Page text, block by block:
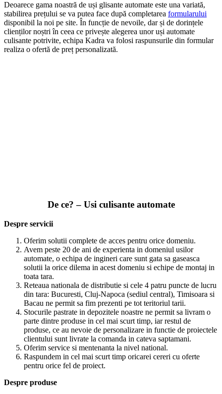
Deoarece gama noastră de uși glisante automate este una variată,
stabilirea prețului se va putea face după completarea formularului
disponibil la noi pe site. În funcție de nevoile, dar și de dorințele
clienților noștri în ceea ce privește alegerea unor uși automate
culisante potrivite, echipa Kadra va folosi raspunsurile din formular
realiza o ofertă de preț personalizată.
De ce? – Usi culisante automate
Despre servicii
Oferim solutii complete de acces pentru orice domeniu.
Avem peste 20 de ani de experienta in domeniul usilor
automate, o echipa de ingineri care sunt gata sa gaseasca
solutii la orice dilema in acest domeniu si echipe de montaj in
toata tara.
Reteaua nationala de distributie si cele 4 patru puncte de lucru
din tara: Bucuresti, Cluj-Napoca (sediul central), Timisoara si
Bacau ne permit sa fim prezenti pe tot teritoriul tarii.
Stocurile pastrate in depozitele noastre ne permit sa livram o
parte dintre produse in cel mai scurt timp, iar restul de
produse, ce au nevoie de personalizare in functie de proiectele
clientului sunt livrate la comanda in cateva saptamani.
Oferim service si mentenanta la nivel national.
Raspundem in cel mai scurt timp oricarei cereri cu oferte
pentru orice fel de proiect.
Despre produse